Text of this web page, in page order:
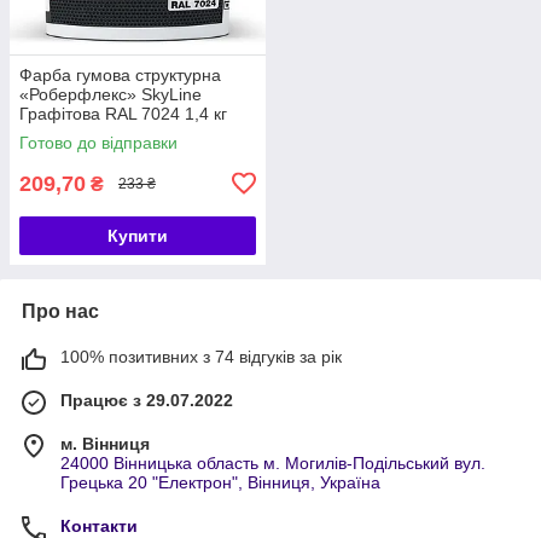
Фарба гумова структурна
«Роберфлекс» SkyLine
Графітова RAL 7024 1,4 кг
Готово до відправки
209,70 ₴ 233 ₴
Купити
Про нас
100% позитивних з 74 відгуків за рік
Працює з 29.07.2022
м. Вінниця
24000 Вінницька область м. Могилів-Подільський вул.
Грецька 20 "Електрон", Вінниця, Україна
Контакти